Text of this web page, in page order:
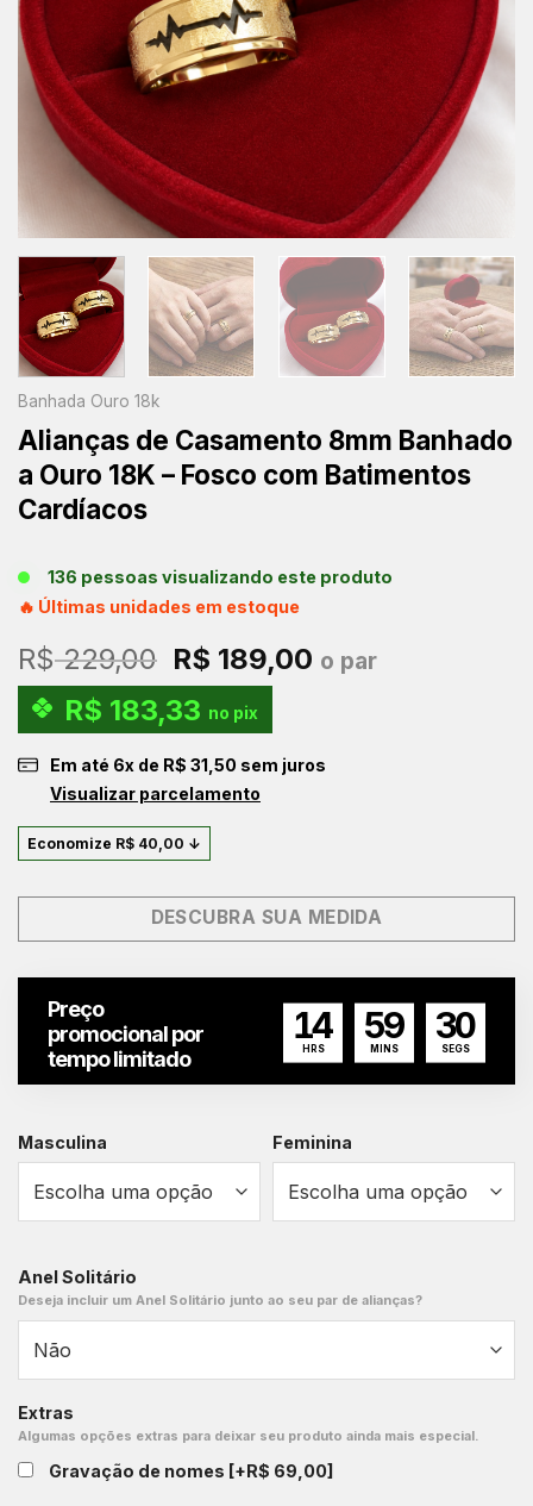
Banhada Ouro 18k
Alianças de Casamento 8mm Banhado
a Ouro 18K – Fosco com Batimentos
Cardíacos
136 pessoas visualizando este produto
🔥 Últimas unidades em estoque
R$229,00 O
preço
original
era:
R$ 229,00.
R$ 189,00 O
R$ 189,00.
o par
R$ 183,33 no pix
Em até 6x de R$ 31,50 sem juros
Visualizar parcelamento
Economize R$ 40,00 ↓
DESCUBRA SUA MEDIDA
Preço
promocional por
tempo limitado
14
HRS
59
MINS
30
SEGS
Masculina Feminina
Anel Solitário
Deseja incluir um Anel Solitário junto ao seu par de alianças?
Extras
Algumas opções extras para deixar seu produto ainda mais especial.
Gravação de nomes [+R$ 69,00]